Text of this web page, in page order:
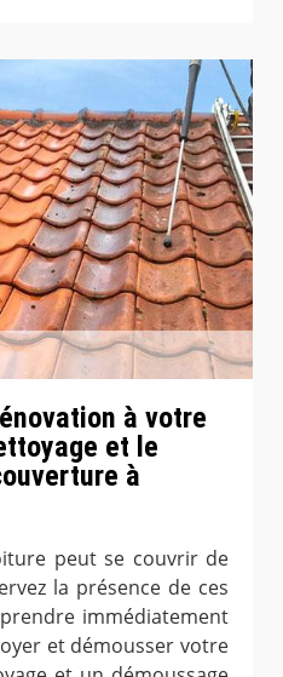
à votre
et le
à
peut se couvrir de
la présence de ces
immédiatement
et démousser votre